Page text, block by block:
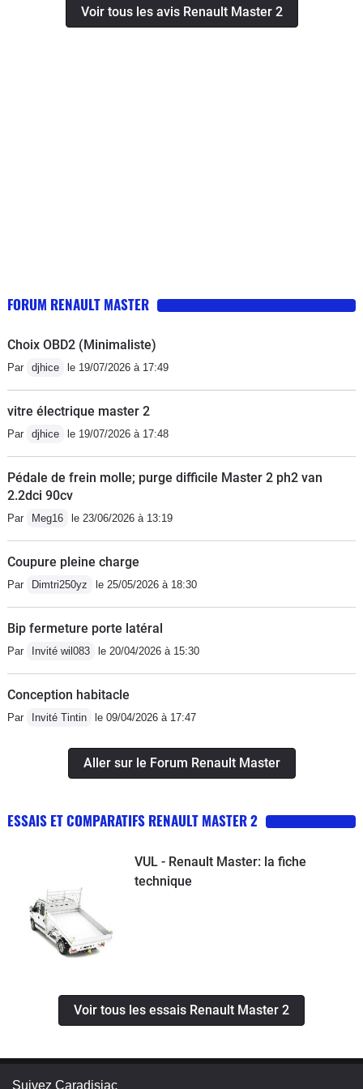
chaud il avait tendance à vibrer après un "nettoyage"
Voir tous les avis Renault Master 2
FORUM RENAULT MASTER
Choix OBD2 (Minimaliste)
Par djhice le 19/07/2026 à 17:49
vitre électrique master 2
Par djhice le 19/07/2026 à 17:48
Pédale de frein molle; purge difficile Master 2 ph2 van
2.2dci 90cv
Par Meg16 le 23/06/2026 à 13:19
Coupure pleine charge
Par Dimtri250yz le 25/05/2026 à 18:30
Bip fermeture porte latéral
Par Invité wil083 le 20/04/2026 à 15:30
Conception habitacle
Par Invité Tintin le 09/04/2026 à 17:47
Aller sur le Forum Renault Master
ESSAIS ET COMPARATIFS RENAULT MASTER 2
VUL - Renault Master: la fiche
technique
Voir tous les essais Renault Master 2
Suivez Caradisiac